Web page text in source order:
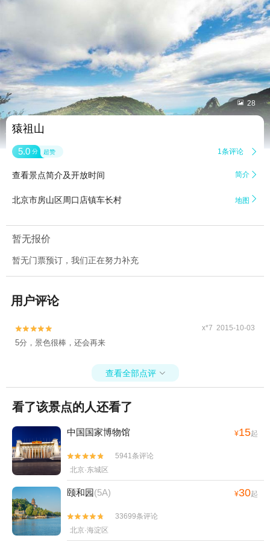
 28
猿祖山
5.0 分 超赞 1条评论 
查看景点简介及开放时间 简介 
北京市房山区周口店镇车长村 地图 
暂无报价
暂无门票预订，我们正在努力补充
用户评论

 x*7 2015-10-03
5分，景色很棒，还会再来
查看全部点评 
看了该景点的人还看了
中国国家博物馆 ¥15起


5941条评论
北京·东城区
颐和园(5A) ¥30起


33699条评论
北京·海淀区